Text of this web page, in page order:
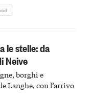
le stelle: da
Neive
borghi e
Langhe, con l’arrivo